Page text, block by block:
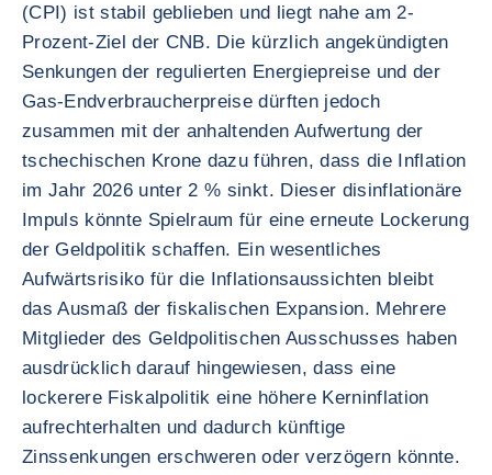
(CPI) ist stabil geblieben und liegt nahe am 2-
Prozent-Ziel der CNB. Die kürzlich angekündigten
Senkungen der regulierten Energiepreise und der
Gas-Endverbraucherpreise dürften jedoch
zusammen mit der anhaltenden Aufwertung der
tschechischen Krone dazu führen, dass die Inflation
im Jahr 2026 unter 2 % sinkt. Dieser disinflationäre
Impuls könnte Spielraum für eine erneute Lockerung
der Geldpolitik schaffen. Ein wesentliches
Aufwärtsrisiko für die Inflationsaussichten bleibt
das Ausmaß der fiskalischen Expansion. Mehrere
Mitglieder des Geldpolitischen Ausschusses haben
ausdrücklich darauf hingewiesen, dass eine
lockerere Fiskalpolitik eine höhere Kerninflation
aufrechterhalten und dadurch künftige
Zinssenkungen erschweren oder verzögern könnte.